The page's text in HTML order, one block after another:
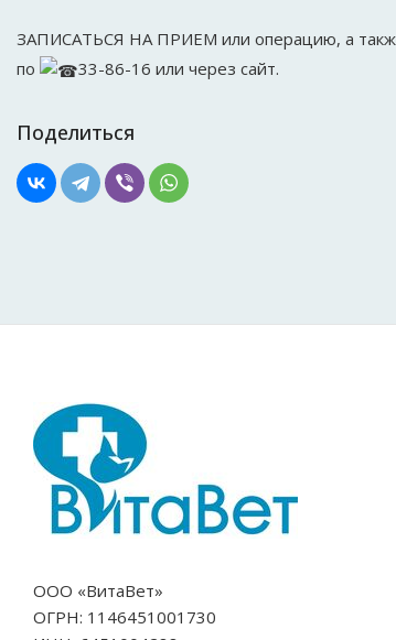
ЗАПИСАТЬСЯ НА ПРИЕМ или операцию, а
по
33-86-16 или через сайт.
Поделиться
ООО «ВитаВет»
ОГРН: 1146451001730